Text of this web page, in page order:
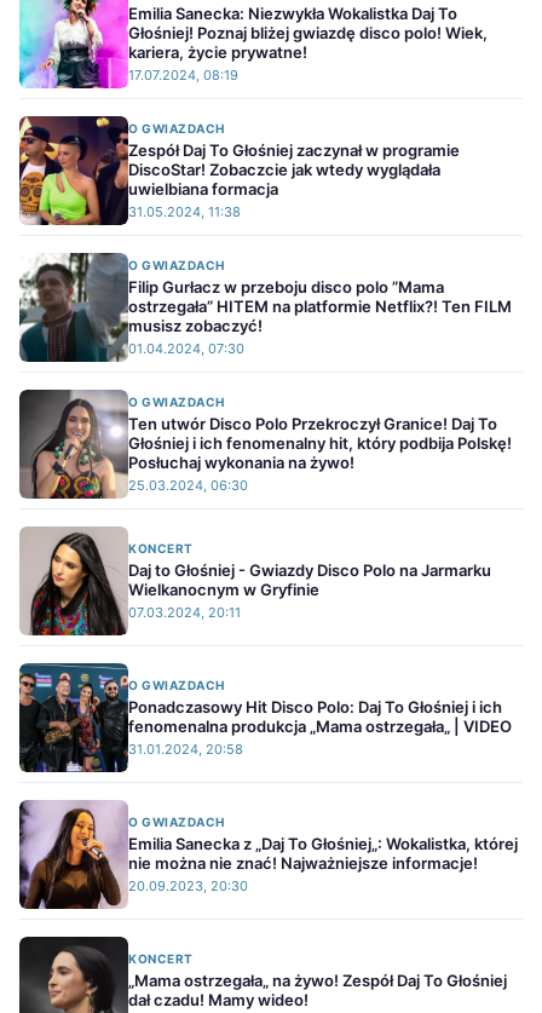
Emilia Sanecka: Niezwykła Wokalistka Daj To
Głośniej! Poznaj bliżej gwiazdę disco polo! Wiek,
kariera, życie prywatne!
17.07.2024, 08:19
O GWIAZDACH
Zespół Daj To Głośniej zaczynał w programie
DiscoStar! Zobaczcie jak wtedy wyglądała
uwielbiana formacja
31.05.2024, 11:38
O GWIAZDACH
Filip Gurłacz w przeboju disco polo ”Mama
ostrzegała” HITEM na platformie Netflix?! Ten FILM
musisz zobaczyć!
01.04.2024, 07:30
O GWIAZDACH
Ten utwór Disco Polo Przekroczył Granice! Daj To
Głośniej i ich fenomenalny hit, który podbija Polskę!
Posłuchaj wykonania na żywo!
25.03.2024, 06:30
KONCERT
Daj to Głośniej - Gwiazdy Disco Polo na Jarmarku
Wielkanocnym w Gryfinie
07.03.2024, 20:11
O GWIAZDACH
Ponadczasowy Hit Disco Polo: Daj To Głośniej i ich
fenomenalna produkcja „Mama ostrzegała„ | VIDEO
31.01.2024, 20:58
O GWIAZDACH
Emilia Sanecka z „Daj To Głośniej„: Wokalistka, której
nie można nie znać! Najważniejsze informacje!
20.09.2023, 20:30
KONCERT
„Mama ostrzegała„ na żywo! Zespół Daj To Głośniej
dał czadu! Mamy wideo!